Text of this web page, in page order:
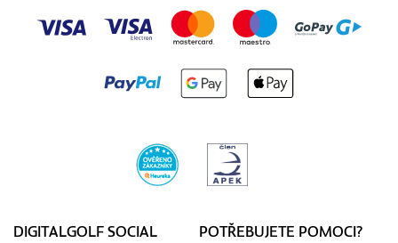
DIGITALGOLF SOCIAL
POTŘEBUJETE POMOCI?